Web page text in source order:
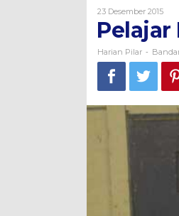
23 Desember 2015Oleh
Pilar
Pelajar
Harian Pilar -